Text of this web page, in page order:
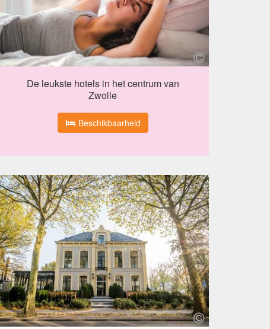
De leukste hotels in het centrum van
Zwolle
Beschikbaarheid